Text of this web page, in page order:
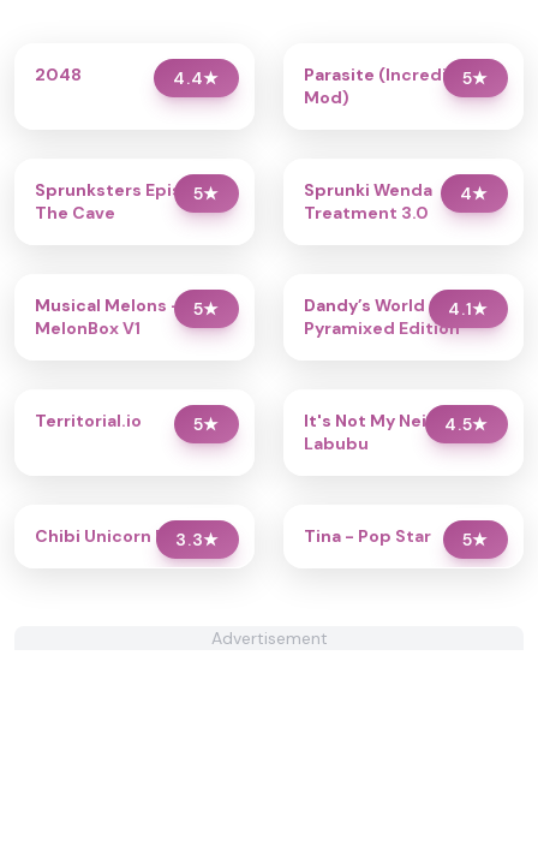
4.4★
2048 5★
Parasite (Incredibox
Mod)
5★
Sprunksters Episode 2:
The Cave
4★
Sprunki Wenda
Treatment 3.0
5★
Musical Melons –
MelonBox V1
4.1★
Dandy’s World
Pyramixed Edition
5★
Territorial.io 4.5★
It's Not My Neighbor:
Labubu
3.3★
Chibi Unicorn Dress Up 5★
Tina - Pop Star
Advertisement